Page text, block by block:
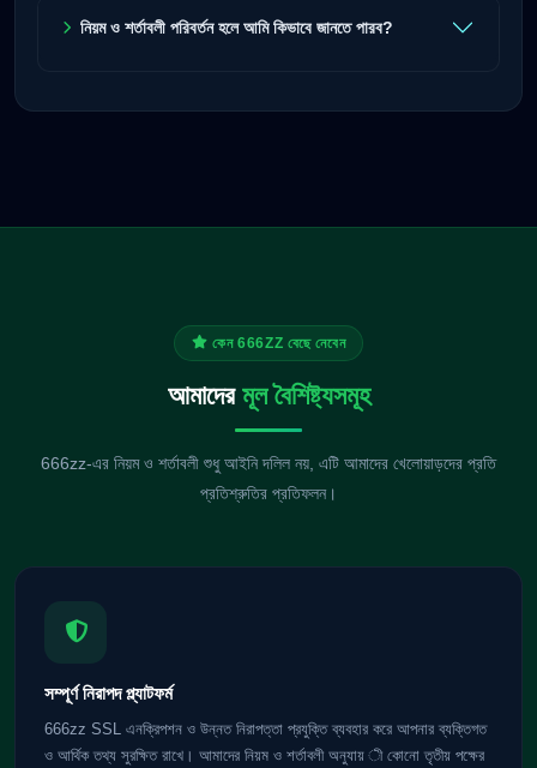
নিয়ম ও শর্তাবলী পরিবর্তন হলে আমি কিভাবে জানতে পারব?
কেন 666ZZ বেছে নেবেন
আমাদের মূল বৈশিষ্ট্যসমূহ
666zz-এর নিয়ম ও শর্তাবলী শুধু আইনি দলিল নয়, এটি আমাদের খেলোয়াড়দের প্রতি
প্রতিশ্রুতির প্রতিফলন।
সম্পূর্ণ নিরাপদ প্ল্যাটফর্ম
666zz SSL এনক্রিপশন ও উন্নত নিরাপত্তা প্রযুক্তি ব্যবহার করে আপনার ব্যক্তিগত
ও আর্থিক তথ্য সুরক্ষিত রাখে। আমাদের নিয়ম ও শর্তাবলী অনুযায় ী কোনো তৃতীয় পক্ষের